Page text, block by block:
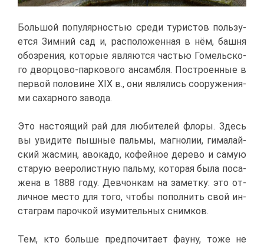
Боль­шой по­пу­ляр­но­стью сре­ди ту­ри­стов поль­зу­
ет­ся Зим­ний сад и, рас­по­ло­жен­ная в нём, баш­ня
обо­зре­ния, ко­то­рые яв­ля­ют­ся ча­стью Го­мель­ско­
го двор­цо­во-пар­ко­во­го ан­сам­бля. По­стро­ен­ные в
пер­вой по­ло­вине XIX в., они яв­ля­лись со­ору­же­ни­я­
ми са­хар­но­го за­во­да.
Это на­сто­я­щий рай для лю­би­те­лей фло­ры. Здесь
вы уви­ди­те пыш­ные паль­мы, маг­но­лии, ги­ма­лай­
ский жас­мин, аво­ка­до, ко­фей­ное де­ре­во и са­мую
ста­рую вее­ро­лист­ную паль­му, ко­то­рая бы­ла по­са­
же­на в 1888 го­ду. Дев­чон­кам на за­мет­ку: это от­
лич­ное ме­сто для то­го, что­бы по­пол­нить свой ин­
ста­грам па­роч­кой изу­ми­тель­ных сним­ков.
Тем, кто боль­ше пред­по­чи­та­ет фа­у­ну, то­же не